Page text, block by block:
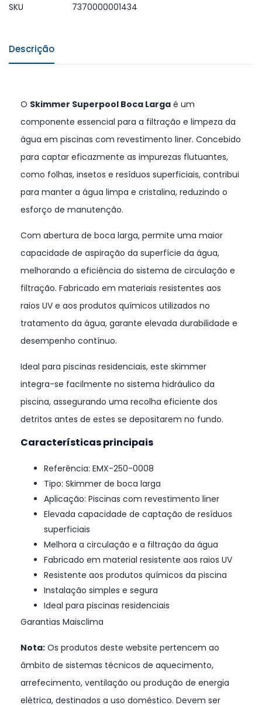
SKU 7370000001434
Descrição
O Skimmer Superpool Boca Larga é um
componente essencial para a filtração e limpeza da
água em piscinas com revestimento liner. Concebido
para captar eficazmente as impurezas flutuantes,
como folhas, insetos e resíduos superficiais, contribui
para manter a água limpa e cristalina, reduzindo o
esforço de manutenção.
Com abertura de boca larga, permite uma maior
capacidade de aspiração da superfície da água,
melhorando a eficiência do sistema de circulação e
filtração. Fabricado em materiais resistentes aos
raios UV e aos produtos químicos utilizados no
tratamento da água, garante elevada durabilidade e
desempenho contínuo.
Ideal para piscinas residenciais, este skimmer
integra-se facilmente no sistema hidráulico da
piscina, assegurando uma recolha eficiente dos
detritos antes de estes se depositarem no fundo.
Características principais
Referência: EMX-250-0008
Tipo: Skimmer de boca larga
Aplicação: Piscinas com revestimento liner
Elevada capacidade de captação de resíduos
superficiais
Melhora a circulação e a filtração da água
Fabricado em material resistente aos raios UV
Resistente aos produtos químicos da piscina
Instalação simples e segura
Ideal para piscinas residenciais
Garantias Maisclima
Nota: Os produtos deste website pertencem ao
âmbito de sistemas técnicos de aquecimento,
arrefecimento, ventilação ou produção de energia
elétrica, destinados a uso doméstico. Devem ser